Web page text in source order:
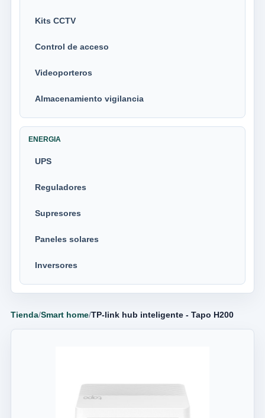
Kits CCTV
Control de acceso
Videoporteros
Almacenamiento vigilancia
ENERGIA
UPS
Reguladores
Supresores
Paneles solares
Inversores
Tienda/Smart home/TP-link hub inteligente - Tapo H200